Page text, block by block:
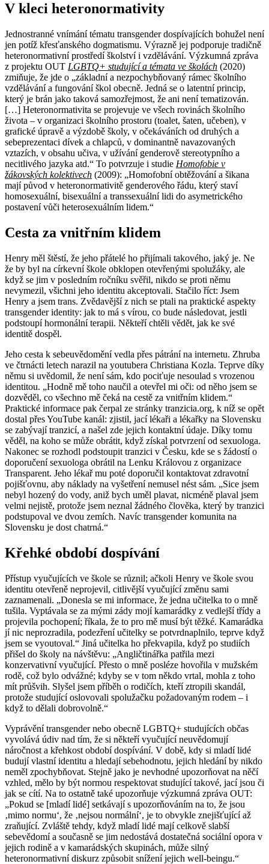
V kleci heteronormativity
Jednostranné vnímání tématu transgender dospívajících bohužel není
jen potíž křesťanského dogmatismu. Výrazně jej podporuje tradičně
heteronormativní prostředí školství i vzdělávání. Výzkumná zpráva
z projektu OUT LGBTQ+ studující a témata ve školách (2020)
zmiňuje, že jde o „základní a nezpochybňovaný rámec školního
vzdělávání a fungování škol obecně. Jedná se o latentní princip,
který je brán jako taková samozřejmost, že ani není tematizován.
[…] Heteronormativita se projevuje ve všech rovinách školního
života – v organizaci školního prostoru (toalet, šaten, učeben), v
grafické úpravě a výzdobě školy, v očekáváních od druhých a
sebeprezentaci dívek a chlapců, v dominantně navazovaných
vztazích, v obsahu učiva, v užívání genderově stereotypního a
necitlivého jazyka atd.“ To potvrzuje i studie Homofobie v
žákovských kolektivech (2009): „Homofobní obtěžování a šikana
mají původ v heteronormativitě genderového řádu, který staví
homosexuální, bisexuální a transsexuální lidi do asymetrického
postavení vůči heterosexuálním lidem.“
Cesta za vnitřním klidem
Henry měl štěstí, že jeho přátelé ho přijímali takového, jaký je. Ne
že by byl na církevní škole obklopen otevřenými spolužáky, ale
když se jim v posledním ročníku svěřil, nikdo se proti němu
nevymezil, všichni jeho identitu akceptovali. Stačilo říct: Jsem
Henry a jsem trans. Zvědavější z nich se ptali na praktické aspekty
transgender identity: jak to má s vírou, co bude následovat, jestli
podstoupí hormonální terapii. Někteří chtěli vědět, jak ke své
identitě dospěl.
Jeho cesta k sebeuvědomění vedla přes pátrání na internetu. Zhruba
ve čtrnácti letech narazil na youtubera Christiana Kozla. Teprve díky
němu si uvědomil, že není sám, kdo pociťuje nesoulad s vrozenou
identitou. „Hodně mě toho naučil a otevřel mi oči: od něho jsem se
dozvěděl, co všechno mě čeká na cestě za vnitřním klidem.“
Praktické informace pak čerpal ze stránky tranzicia.org, k níž se opět
dostal přes YouTube kanál: zjistil, jací lékaři a lékařky na Slovensku
se zabývají tranzicí, a našel zde jejich kontaktní údaje. Díky tomu
věděl, na koho se může obrátit, když získal potvrzení od sexuologa.
Nakonec se rozhodl podstoupit tranzici v Česku, kde se s žádostí o
doporučení sexuologa obrátil na Lenku Královou z organizace
Transparent. Jeho lékař mu poté doporučil kontaktovat zdravotní
pojišťovnu, aby náklady na vyšetření nemusel nést sám. „Sice jsem
nebyl hozený do vody, aniž bych uměl plavat, nicméně plaval jsem
velmi nejistě, protože jsem neznal žádného člověka, který by tranzici
podstupoval ve dvou zemích. Navíc transgender komunita na
Slovensku je dost chatrná.“
Křehké období dospívání
Přístup vyučujících ve škole se různil; ačkoli Henry ve škole svou
identitu otevřeně neprojevil, citlivější vyučující změnu sami
zaznamenali. „Donesla se mi informace, že jedna učitelka to o mně
tušila. Vyptávala se za mými zády mojí kamarádky z vedlejší třídy a
projevila pochopení; říkala, že to pro mě musí být těžké. Kamarádka
jí nic neprozradila, podezření učitelky se potvrdnaplnilo, teprve když
jsem se vyoutoval.“ Jiná učitelka ho překvapila, když po studiích
přišel do školy na návštěvu: „Angličtinářka patřila mezi
konzervativní vyučující. Přesto o mně posléze hovořila v mužském
rodě, což bylo odvážné; kdyby se v tom někdo vrtal, mohla z toho
mít průšvih. Slyšel jsem příběh o rodičích, kteří ztropili skandál,
protože studující oslovovali spolužačku požadovaným rodem – i
když to dělali dobrovolně.“
Vyprávění transgender nebo obecně LGBTQ+ studujících občas
vyvolává údiv nad tím, že si někteří vyučující neuvědomují
náročnost a křehkost období dospívání. V době, kdy si mladí lidé
budují vlastní identitu a hledají sebehodnotu, jejich hledání by nikdo
neměl zpochybňovat. Stejně jako je nevhodné upozorňovat na něčí
vzhled, mělo by být normou respektovat studující takové, jací jsou či
jak se cítí. Na to ostatně také upozorňuje výzkumná zpráva OUT:
„Pokud se [mladí lidé] setkávají s upozorňováním na to, že jsou
‚mimo normu‘, že ‚nejsou normální‘, je to obvykle znejišťující až
zraňující. Zvláště tehdy, když mladí lidé mají celkově slabší
sebevědomí a současně se jim nedostává dostatečná sociální opora v
jejich rodině a v kamarádských skupinách, může silný
heteronormativní diskurz způsobit snížení jejich well-beingu.“